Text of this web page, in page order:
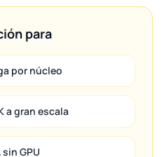
para
por núcleo
a gran escala
GPU